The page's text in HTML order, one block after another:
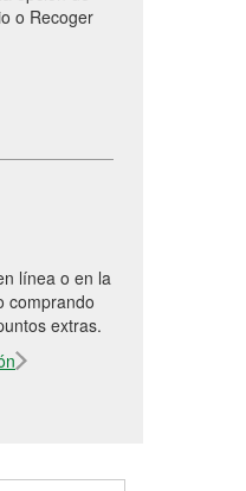
o Recoger
línea o en la
comprando
extras.